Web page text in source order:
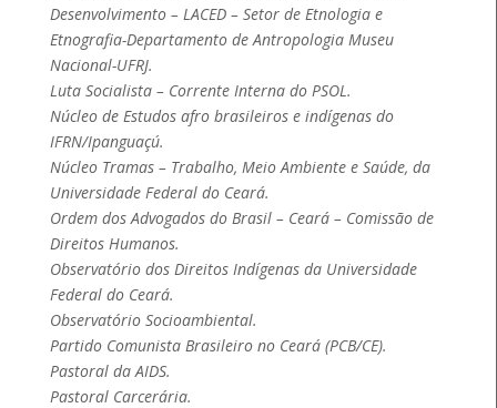
Desenvolvimento – LACED – Setor de Etnologia e
Etnografia-Departamento de Antropologia Museu
Nacional-UFRJ.
Luta Socialista – Corrente Interna do PSOL.
Núcleo de Estudos afro brasileiros e indígenas do
IFRN/Ipanguaçú.
Núcleo Tramas – Trabalho, Meio Ambiente e Saúde, da
Universidade Federal do Ceará.
Ordem dos Advogados do Brasil – Ceará – Comissão de
Direitos Humanos.
Observatório dos Direitos Indígenas da Universidade
Federal do Ceará.
Observatório Socioambiental.
Partido Comunista Brasileiro no Ceará (PCB/CE).
Pastoral da AIDS.
Pastoral Carcerária.